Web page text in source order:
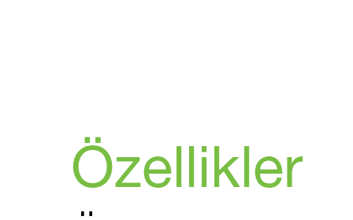
Özellikler